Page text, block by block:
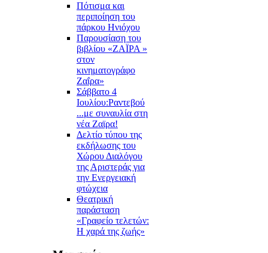
Πότισμα και
περιποίηση του
πάρκου Ηνιόχου
Παρουσίαση του
βιβλίου «ΖΑΪΡΑ »
στον
κινηματογράφο
Ζαΐρα»
Σάββατο 4
Ιουλίου:Ραντεβού
...με συναυλία στη
νέα Ζαϊρα!
Δελτίο τύπου της
εκδήλωσης του
Χώρου Διαλόγου
της Αριστεράς για
την Ενεργειακή
φτώχεια
Θεατρική
παράσταση
«Γραφείο τελετών:
Η χαρά της ζωής»